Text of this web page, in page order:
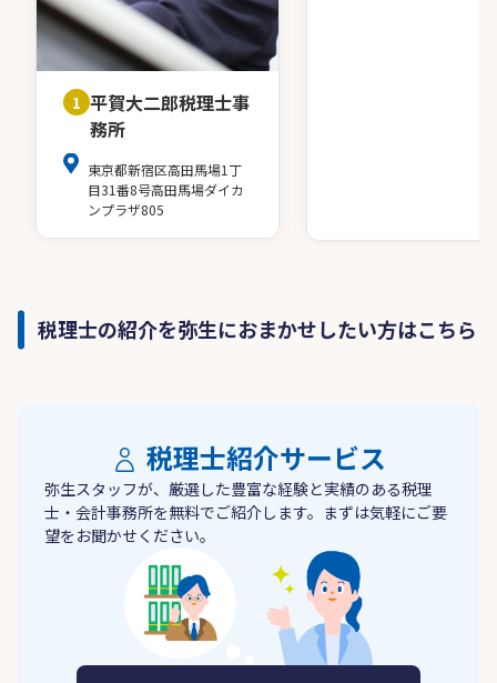
1 平賀大二郎税理士事
務所
東京都新宿区高田馬場1丁
目31番8号高田馬場ダイカ
ンプラザ805
税理士の紹介を弥生におまかせしたい方はこちら
税理士紹介サービス
弥生スタッフが、厳選した豊富な経験と実績のある税理
士・会計事務所を無料でご紹介します。まずは気軽にご要
望をお聞かせください。